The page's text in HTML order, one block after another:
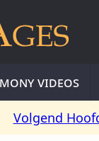
videos
Volgend